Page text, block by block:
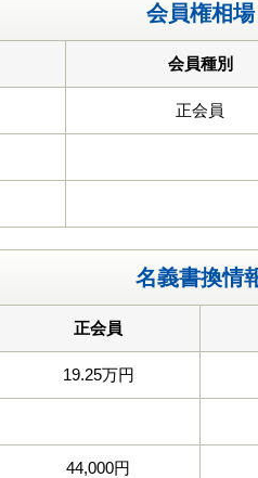
会員権相場
会員種別
正会員
名義書換情
正会員
19.25万円
44,000円